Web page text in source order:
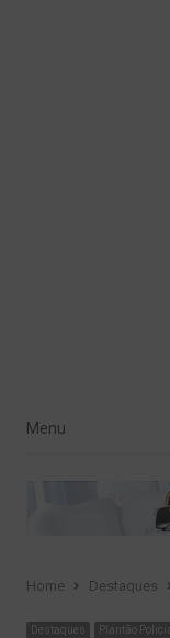
Menu
Menu
Home Destaques
Destaques Plantão